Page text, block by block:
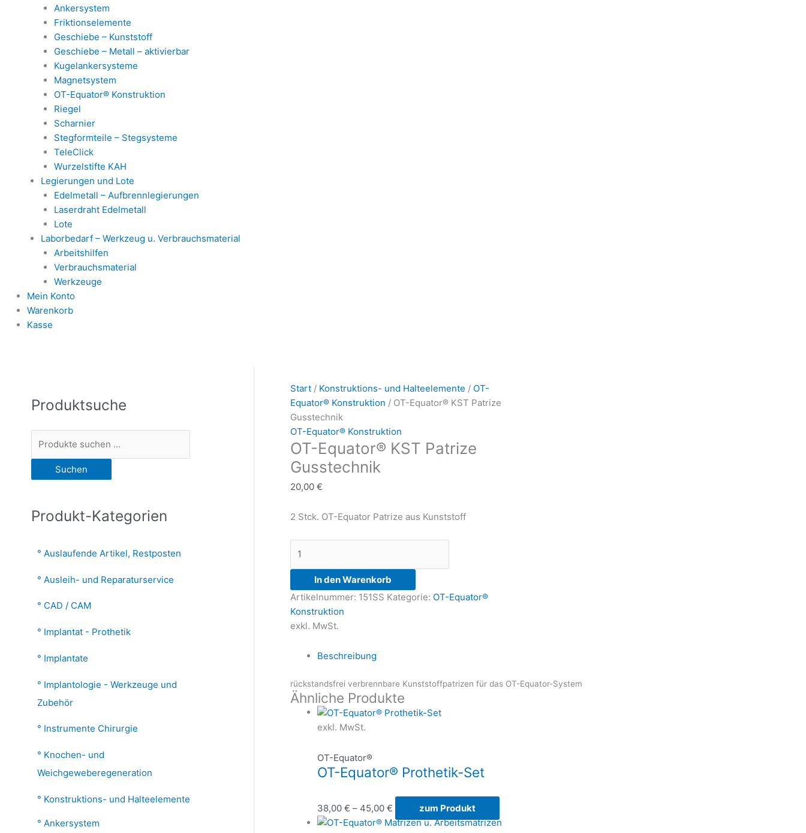
Ankersystem
Friktionselemente
Geschiebe – Kunststoff
Geschiebe – Metall – aktivierbar
Kugelankersysteme
Magnetsystem
OT-Equator® Konstruktion
Riegel
Scharnier
Stegformteile – Stegsysteme
TeleClick
Wurzelstifte KAH
Legierungen und Lote
Edelmetall – Aufbrennlegierungen
Laserdraht Edelmetall
Lote
Laborbedarf – Werkzeug u. Verbrauchsmaterial
Arbeitshilfen
Verbrauchsmaterial
Werkzeuge
Mein Konto
Warenkorb
Kasse
Produktsuche
S
h
n
Suchen
Produkt-Kategorien
Auslaufende Artikel, Restposten
Ausleih- und Reparaturservice
CAD / CAM
Implantat - Prothetik
Implantate
Implantologie - Werkzeuge und
Zubehör
Instrumente Chirurgie
Knochen- und
Weichgeweberegeneration
Konstruktions- und Halteelemente
Ankersystem
Start / Konstruktions- und Halteelemente / OT-
Equator® Konstruktion / OT-Equator® KST Patrize
Gusstechnik
OT-Equator® Konstruktion
OT-Equator® KST Patrize
Gusstechnik
20,00 €
2 Stck. OT-Equator Patrize aus Kunststoff
Equator®
KST
Patrize
Gusstechnik
Menge
In den Warenkorb
Artikelnummer: 151SS Kategorie: OT-Equator®
Konstruktion
exkl. MwSt.
Beschreibung
rückstandsfrei verbrennbare Kunststoffpatrizen für das OT-Equator-System
Ähnliche Produkte
exkl. MwSt.
OT-Equator®
OT-Equator® Prothetik-Set
38,00 € – 45,00 € zum Produkt
weist
weist
weist